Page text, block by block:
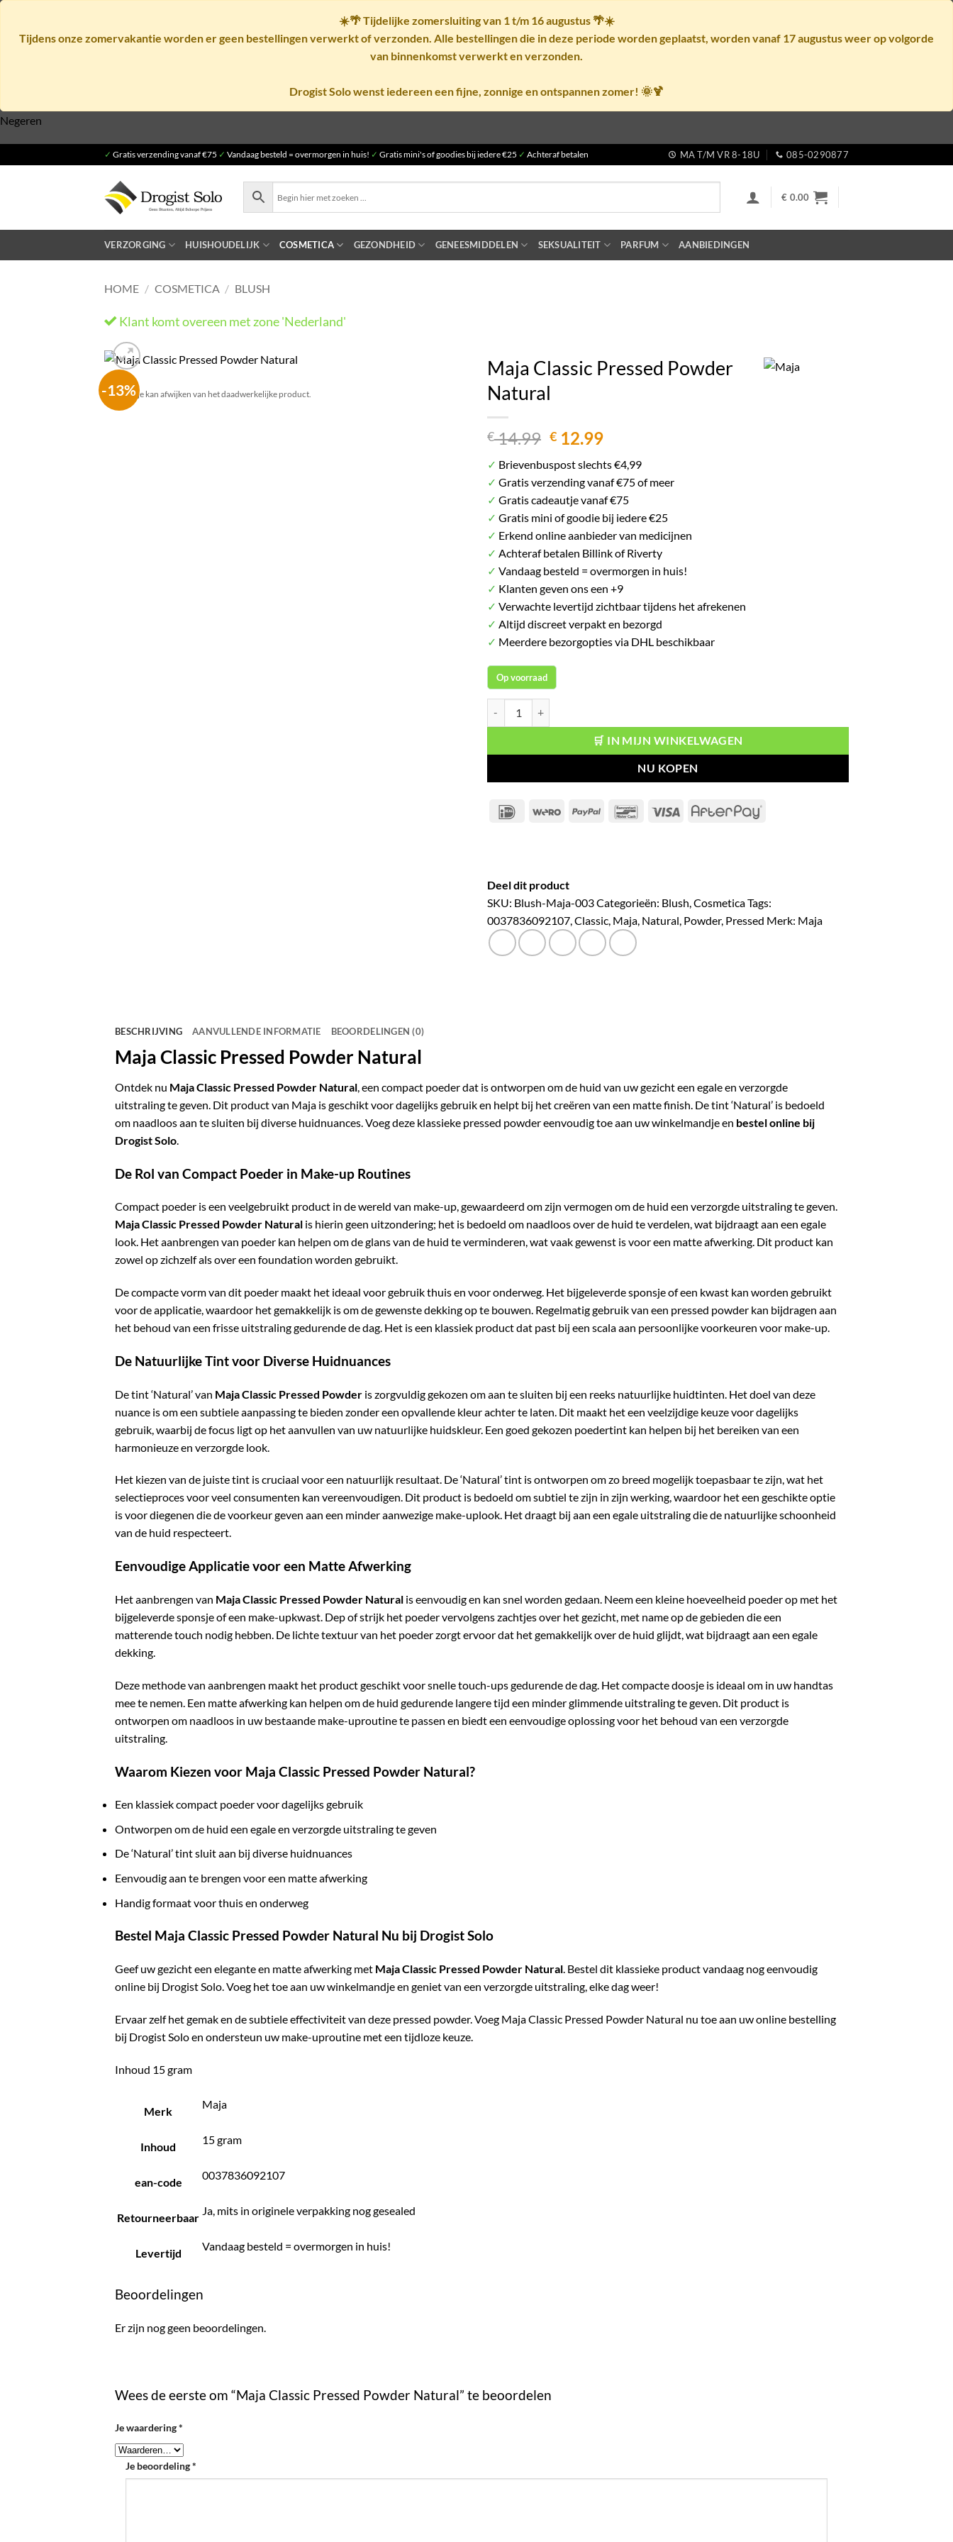
☀️🌴Tijdelijke zomersluiting van 1 t/m 16 augustus🌴☀️
Tijdens onze zomervakantie worden er geen bestellingen verwerkt of verzonden. Alle bestellingen die in deze periode worden geplaatst, worden vanaf 17 augustusweer op volgorde
van binnenkomst verwerkt en verzonden.
Drogist Solo wenst iedereen een fijne, zonnige en ontspannen zomer! 🌞🍹
Negeren
naar
✓ Gratis verzending vanaf €75 ✓ Vandaag besteld = overmorgen in huis! ✓ Gratis mini's of goodies bij iedere €25 ✓ Achteraf betalen MA T/M VR 8-18U 085-0290877
€ 0.00
VERZORGING HUISHOUDELIJK COSMETICA GEZONDHEID GENEESMIDDELEN SEKSUALITEIT PARFUM AANBIEDINGEN
HOME / COSMETICA / BLUSH
Klant komt overeen met zone 'Nederland'
-13%
Het plaatje kan afwijken van het daadwerkelijke product.
Het plaatje kan afwijken van het daadwerkelijke product.
Maja Classic Pressed Powder
Natural
€14.99 Oorspronkelijke
was:
€ 14.99.
€ 12.99Huidige
is:
€ 12.99.
✓ Brievenbuspost slechts €4,99
✓ Gratis verzending vanaf €75 of meer
✓ Gratis cadeautje vanaf €75
✓ Gratis mini of goodie bij iedere €25
✓ Erkend online aanbieder van medicijnen
✓ Achteraf betalen Billink of Riverty
✓ Vandaag besteld = overmorgen in huis!
✓ Klanten geven ons een +9
✓ Verwachte levertijd zichtbaar tijdens het afrekenen
✓ Altijd discreet verpakt en bezorgd
✓ Meerdere bezorgopties via DHL beschikbaar
Op voorraad
🛒 IN MIJN WINKELWAGEN
NU KOPEN
IDeal Wero PayPal Bancontact
Visa AfterPay
Deel dit product
SKU: Blush-Maja-003Categorieën: Blush CosmeticaTags:
0037836092107 Classic Maja Natural Powder, Pressed Merk: Maja
BESCHRIJVING AANVULLENDE INFORMATIE BEOORDELINGEN (0)
Maja Classic Pressed Powder Natural
Ontdek nu Maja Classic Pressed Powder Natural , een compact poeder dat is ontworpen om de huid van uw gezicht een egale en verzorgde
uitstraling te geven. Dit product van Maja is geschikt voor dagelijks gebruik en helpt bij het creëren van een matte finish. De tint ‘Natural’ is bedoeld
om naadloos aan te sluiten bij diverse huidnuances. Voeg deze klassieke pressed powder eenvoudig toe aan uw winkelmandje en bestel online bij
Drogist Solo
De Rol van Compact Poeder in Make-up Routines
Compact poeder is een veelgebruikt product in de wereld van make-up, gewaardeerd om zijn vermogen om de huid een verzorgde uitstraling te geven.
Maja Classic Pressed Powder Natural is hierin geen uitzondering; het is bedoeld om naadloos over de huid te verdelen, wat bijdraagt aan een egale
look. Het aanbrengen van poeder kan helpen om de glans van de huid te verminderen, wat vaak gewenst is voor een matte afwerking. Dit product kan
zowel op zichzelf als over een foundation worden gebruikt.
De compacte vorm van dit poeder maakt het ideaal voor gebruik thuis en voor onderweg. Het bijgeleverde sponsje of een kwast kan worden gebruikt
voor de applicatie, waardoor het gemakkelijk is om de gewenste dekking op te bouwen. Regelmatig gebruik van een pressed powder kan bijdragen aan
het behoud van een frisse uitstraling gedurende de dag. Het is een klassiek product dat past bij een scala aan persoonlijke voorkeuren voor make-up.
De Natuurlijke Tint voor Diverse Huidnuances
De tint ‘Natural’ van Maja Classic Pressed Powder is zorgvuldig gekozen om aan te sluiten bij een reeks natuurlijke huidtinten. Het doel van deze
nuance is om een subtiele aanpassing te bieden zonder een opvallende kleur achter te laten. Dit maakt het een veelzijdige keuze voor dagelijks
gebruik, waarbij de focus ligt op het aanvullen van uw natuurlijke huidskleur. Een goed gekozen poedertint kan helpen bij het bereiken van een
harmonieuze en verzorgde look.
Het kiezen van de juiste tint is cruciaal voor een natuurlijk resultaat. De ‘Natural’ tint is ontworpen om zo breed mogelijk toepasbaar te zijn, wat het
selectieproces voor veel consumenten kan vereenvoudigen. Dit product is bedoeld om subtiel te zijn in zijn werking, waardoor het een geschikte optie
is voor diegenen die de voorkeur geven aan een minder aanwezige make-uplook. Het draagt bij aan een egale uitstraling die de natuurlijke schoonheid
van de huid respecteert.
Eenvoudige Applicatie voor een Matte Afwerking
Het aanbrengen van Maja Classic Pressed Powder Natural is eenvoudig en kan snel worden gedaan. Neem een kleine hoeveelheid poeder op met het
bijgeleverde sponsje of een make-upkwast. Dep of strijk het poeder vervolgens zachtjes over het gezicht, met name op de gebieden die een
matterende touch nodig hebben. De lichte textuur van het poeder zorgt ervoor dat het gemakkelijk over de huid glijdt, wat bijdraagt aan een egale
dekking.
Deze methode van aanbrengen maakt het product geschikt voor snelle touch-ups gedurende de dag. Het compacte doosje is ideaal om in uw handtas
mee te nemen. Een matte afwerking kan helpen om de huid gedurende langere tijd een minder glimmende uitstraling te geven. Dit product is
ontworpen om naadloos in uw bestaande make-uproutine te passen en biedt een eenvoudige oplossing voor het behoud van een verzorgde
uitstraling.
Waarom Kiezen voor Maja Classic Pressed Powder Natural?
Een klassiek compact poeder voor dagelijks gebruik
Ontworpen om de huid een egale en verzorgde uitstraling te geven
De ‘Natural’ tint sluit aan bij diverse huidnuances
Eenvoudig aan te brengen voor een matte afwerking
Handig formaat voor thuis en onderweg
Bestel Maja Classic Pressed Powder Natural Nu bij Drogist Solo
Geef uw gezicht een elegante en matte afwerking met Maja Classic Pressed Powder Natural. Bestel dit klassieke product vandaag nog eenvoudig
online bij Drogist Solo. Voeg het toe aan uw winkelmandje en geniet van een verzorgde uitstraling, elke dag weer!
Ervaar zelf het gemak en de subtiele effectiviteit van deze pressed powder. Voeg Maja Classic Pressed Powder Natural nu toe aan uw online bestelling
bij Drogist Solo en ondersteun uw make-uproutine met een tijdloze keuze.
Inhoud 15 gram
Merk
Maja
Inhoud
15 gram
ean-code
0037836092107
Retourneerbaar
Ja, mits in originele verpakking nog gesealed
Levertijd
Vandaag besteld = overmorgen in huis!
Beoordelingen
Er zijn nog geen beoordelingen.
Wees de eerste om “Maja Classic Pressed Powder Natural” te beoordelen
Je waardering*
Je beoordeling*